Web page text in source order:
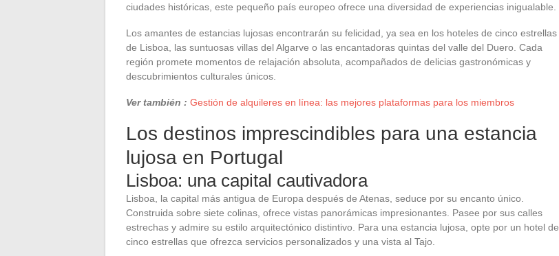
ciudades históricas, este pequeño país europeo ofrece una diversidad de experiencias inigualable.
Los amantes de estancias lujosas encontrarán su felicidad, ya sea en los hoteles de cinco estrellas
de Lisboa, las suntuosas villas del Algarve o las encantadoras quintas del valle del Duero. Cada
región promete momentos de relajación absoluta, acompañados de delicias gastronómicas y
descubrimientos culturales únicos.
Ver también : Gestión de alquileres en línea: las mejores plataformas para los miembros
Los destinos imprescindibles para una estancia
lujosa en Portugal
Lisboa: una capital cautivadora
Lisboa, la capital más antigua de Europa después de Atenas, seduce por su encanto único.
Construida sobre siete colinas, ofrece vistas panorámicas impresionantes. Pasee por sus calles
estrechas y admire su estilo arquitectónico distintivo. Para una estancia lujosa, opte por un hotel de
cinco estrellas que ofrezca servicios personalizados y una vista al Tajo.